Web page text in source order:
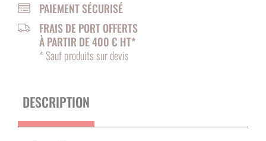
PAIEMENT SÉCURISÉ
FRAIS DE PORT OFFERTS
À PARTIR DE 400 € HT*
* Sauf produits sur devis
DESCRIPTION